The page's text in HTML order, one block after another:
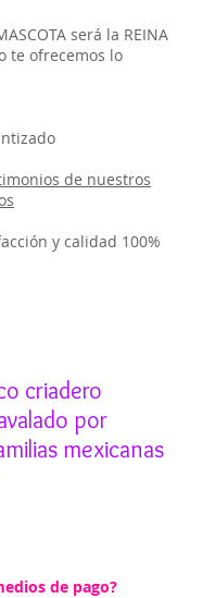
será la REINA
te ofrecemos lo
de nuestros
y calidad 100%
criadero
por
mexicanas
de pago?